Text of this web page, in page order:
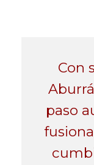
Con
paso